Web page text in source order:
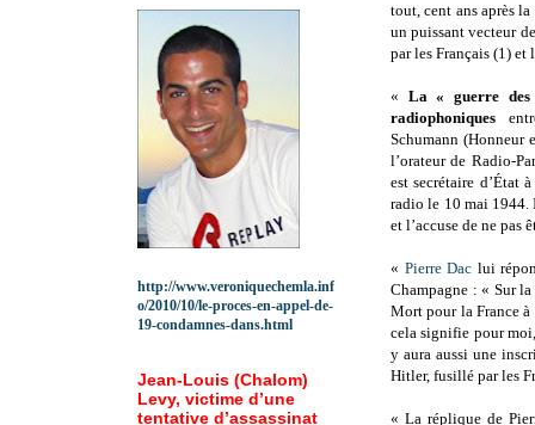
tout, cent ans après
un puissant vecteur
par les Français (1)
« La « guerre des
radiophoniques
Schumann (Honneur
l’orateur de Radio-
est secrétaire d’État
radio le 10 mai 1944.
et l’accuse de ne pas
« Pierre Dac lui
Champagne : « Sur
Mort pour la France à
cela signifie pour
y aura aussi une
Hitler, fusillé par les
« La réplique de
http://www.veroniquechemla.inf
o/2010/10/le-proces-en-appel-de-
19-condamnes-dans.html
Jean-Louis (Chalom)
Levy, victime d’une
tentative d’assassinat